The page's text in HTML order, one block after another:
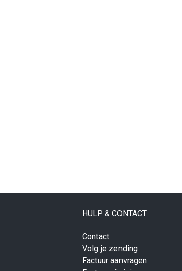
HULP & CONTACT
Contact
Volg je zending
Factuur aanvragen